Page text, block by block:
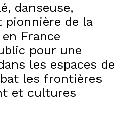
danseuse,
pionnière de la
France
pour une
les espaces de
les frontières
et cultures